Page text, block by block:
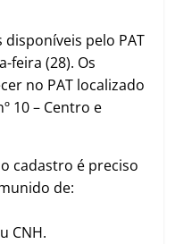
pelo PAT
feira (28). Os
no PAT localizado
10 – Centro e
cadastro é preciso
de:
CNH.